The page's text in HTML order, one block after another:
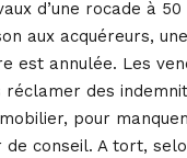
d’une rocade à
aux acquéreurs,
est annulée. Les
des
pour
de conseil. A tort,